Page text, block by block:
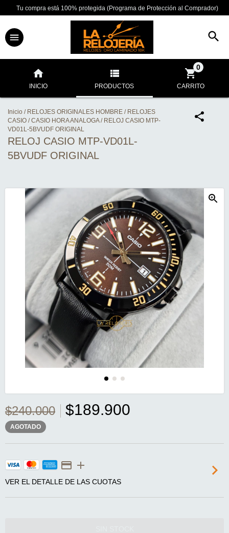
Tu compra está 100% protegida (Programa de Protección al Comprador)
INICIO PRODUCTOS CARRITO
0
Inicio / RELOJES ORIGINALES HOMBRE / RELOJES
CASIO / CASIO HORA ANALOGA / RELOJ CASIO MTP-
VD01L-5BVUDF ORIGINAL
RELOJ CASIO MTP-VD01L-
5BVUDF ORIGINAL
$240.000 $189.900
AGOTADO
VER EL DETALLE DE LAS CUOTAS